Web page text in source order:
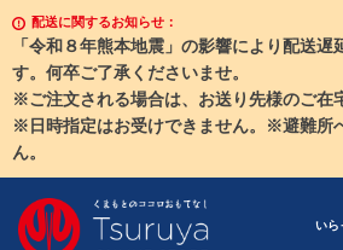
配送に関するお知らせ：
「令和８年熊本地震」の影響により配送遅
す。何卒ご了承くださいませ。
※ご注文される場合は、お送り先様のご在
※日時指定はお受けできません。※避難所
ん。
いら